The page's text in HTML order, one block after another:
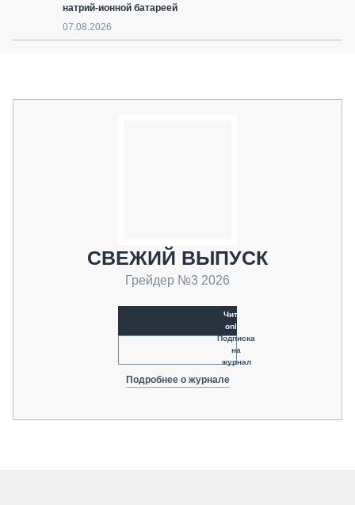
натрий-ионной батареей
07.08.2026
СВЕЖИЙ ВЫПУСК
Грейдер №3 2026
Читать
online
Подписка
на
журнал
Подробнее о журнале